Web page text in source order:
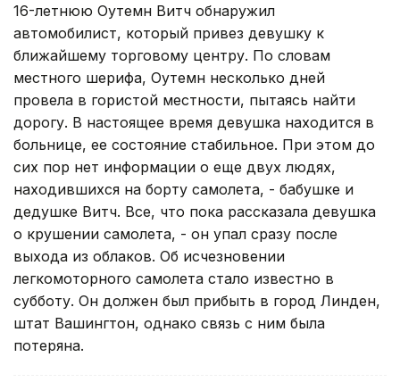
16-летнюю Оутемн Витч обнаружил
автомобилист, который привез девушку к
ближайшему торговому центру. По словам
местного шерифа, Оутемн несколько дней
провела в гористой местности, пытаясь найти
дорогу. В настоящее время девушка находится в
больнице, ее состояние стабильное. При этом до
сих пор нет информации о еще двух людях,
находившихся на борту самолета, - бабушке и
дедушке Витч. Все, что пока рассказала девушка
о крушении самолета, - он упал сразу после
выхода из облаков. Об исчезновении
легкомоторного самолета стало известно в
субботу. Он должен был прибыть в город Линден,
штат Вашингтон, однако связь с ним была
потеряна.